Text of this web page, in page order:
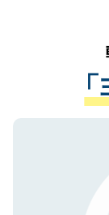
は、
管理
る、
で、
かが
経験
させ
ない
ので、